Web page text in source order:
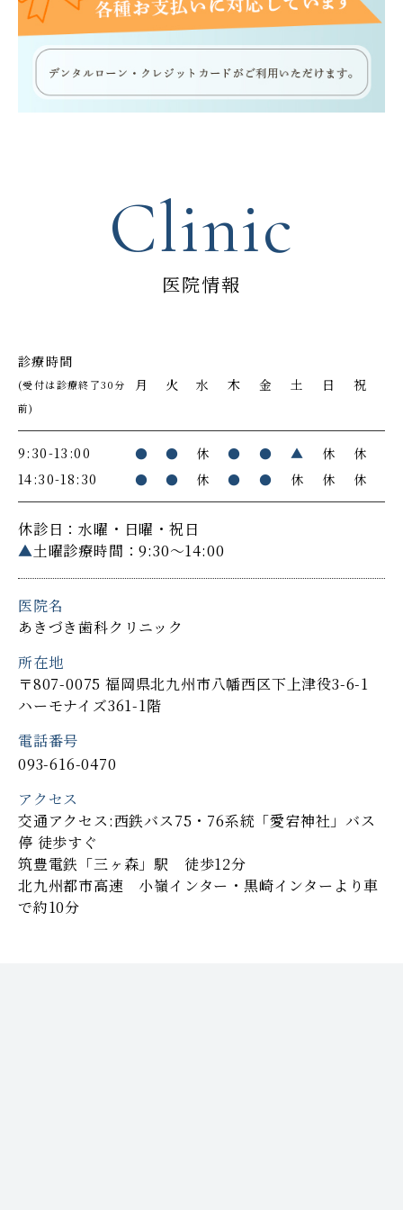
Clinic
医院情報
診療時間
(受付は診療終了30分
前)
月 火 水 木 金 土 日 祝
9:30-13:00 ● ● 休 ● ● ▲ 休
休
14:30-18:30
● ● 休 ● ● 休 休 休
休診日：水曜・日曜・祝日
▲土曜診療時間：9:30～14:00
医院名
あきづき歯科クリニック
所在地
〒807-0075 福岡県北九州市八幡西区下上津役3-6-1
ハーモナイズ361-1階
電話番号
093-616-0470
アクセス
交通アクセス:西鉄バス75・76系統「愛宕神社」バス
停 徒歩すぐ
筑豊電鉄「三ヶ森」駅 徒歩12分
北九州都市高速 小嶺インター・黒崎インターより車
で約10分